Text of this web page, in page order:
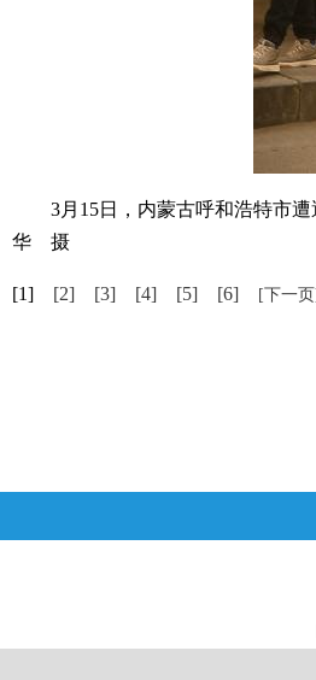
3月15日，内蒙古呼和浩特市遭
华 摄
[1] [2] [3] [4] [5] [6] [下一